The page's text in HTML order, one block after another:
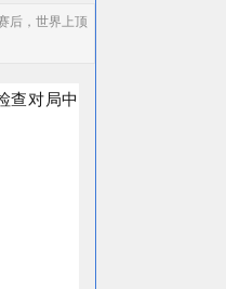
后，世界上顶
查对局中